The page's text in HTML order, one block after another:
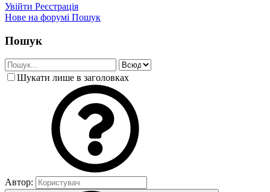
Увійти Реєстрація
Нове на форумі Пошук
Пошук
Шукати лише в заголовках
Автор: